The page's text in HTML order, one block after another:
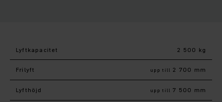
Lyftkapacitet 2 500 kg
Frilyft upp till 2 700 mm
Lyfthöjd upp till 7 500 mm